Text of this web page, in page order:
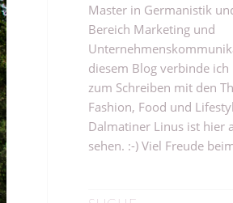
Master in Germanistik
Bereich Marketing und
diesem Blog verbinde ich
zum Schreiben mit den
Fashion, Food und
Dalmatiner Linus ist hier
sehen. :-) Viel Freude